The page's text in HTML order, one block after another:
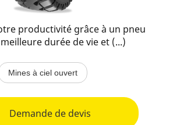
productivité grâce à un pneu
durée de vie et (...)
Mines à ciel ouvert
Demande de devis